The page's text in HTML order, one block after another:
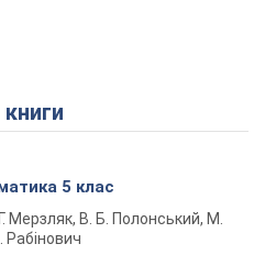
книги
5 клас
Мерзляк, В. Б. Полонський, М.
Рабінович